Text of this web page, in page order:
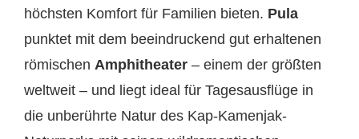
höchsten Komfort für Familien bieten. Pula
punktet mit dem beeindruckend gut erhaltenen
römischen Amphitheater – einem der größten
weltweit – und liegt ideal für Tagesausflüge in
die unberührte Natur des Kap-Kamenjak-